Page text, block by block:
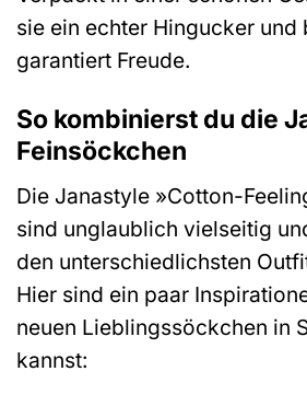
sie ein echter Hingucker und
garantiert Freude.
So kombinierst du die
Feinsöckchen
Die Janastyle »Cotton-
sind unglaublich vielseitig
den unterschiedlichsten
Hier sind ein paar
neuen Lieblingssöckchen in
kannst: